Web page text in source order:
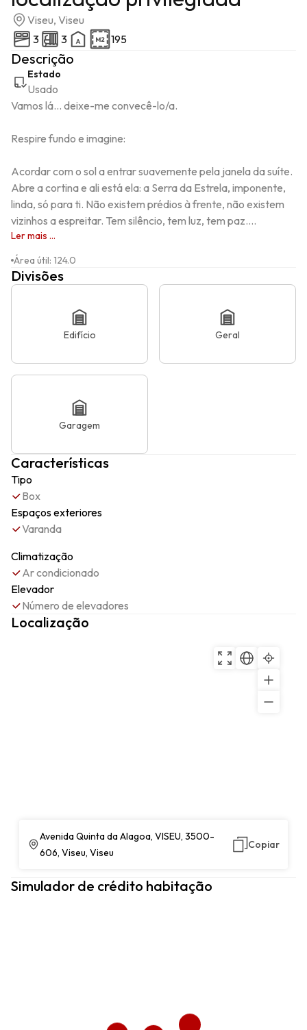
Viseu, Viseu
3
3 195
Descrição
Estado
Usado
Vamos lá... deixe-me convecê-lo/a.
Respire fundo e imagine:
Acordar com o sol a entrar suavemente pela janela da suíte.
Abre a cortina e ali está ela: a Serra da Estrela, imponente,
linda, só para ti. Não existem prédios à frente, não existem
vizinhos a espreitar. Tem silêncio, tem luz, tem paz....
Ler mais ...
Área útil: 124.0
Divisões
Edifício Geral
Garagem
Características
Tipo
Box
Espaços exteriores
Varanda
Climatização
Ar condicionado
Elevador
Número de elevadores
Localização
Avenida Quinta da Alagoa, VISEU, 3500-
606, Viseu, Viseu
Copiar
Simulador de crédito habitação